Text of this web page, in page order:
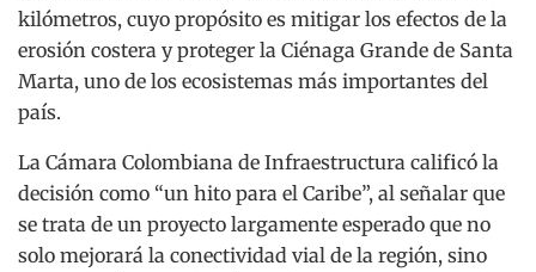
kilómetros, cuyo propósito es mitigar los efectos de la
erosión costera y proteger la Ciénaga Grande de Santa
Marta, uno de los ecosistemas más importantes del
país.
La Cámara Colombiana de Infraestructura calificó la
decisión como “un hito para el Caribe”, al señalar que
se trata de un proyecto largamente esperado que no
solo mejorará la conectividad vial de la región, sino